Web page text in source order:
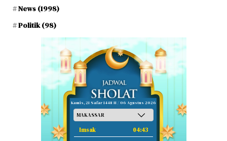
News (1998)
Politik(98)
Kamis, 21 Safar 1448 H / 06 Agustus 2026
Imsak 04:43